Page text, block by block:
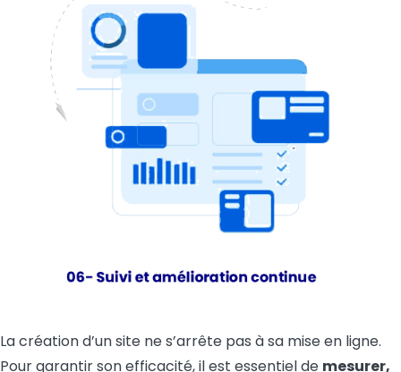
La création d’un site ne s’arrête pas à sa mise en ligne.
Pour garantir son efficacité, il est essentiel de mesurer,